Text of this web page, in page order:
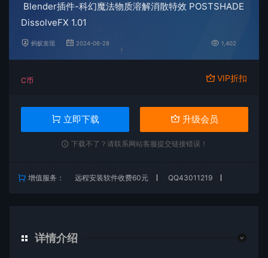
Blender插件-科幻魔法物质溶解消散特效 POSTSHADE
DissolveFX 1.01
蚂蚁发现 2024-06-28 1,402
C币 VIP折扣
立即下载 升级会员
下载不了？请联系网站客服提交链接错误！
增值服务： 远程安装软件收费60元 QQ43011219
详情介绍